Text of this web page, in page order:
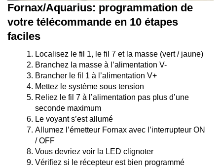
Fornax/Aquarius: programmation de
votre télécommande en 10 étapes
faciles
Localisez le fil 1, le fil 7 et la masse (vert / jaune)
Branchez la masse à l’alimentation V-
Brancher le fil 1 à l’alimentation V+
Mettez le système sous tension
Reliez le fil 7 à l’alimentation pas plus d’une
seconde maximum
Le voyant s’est allumé
Allumez l’émetteur Fornax avec l’interrupteur ON
/ OFF
Vous devriez voir la LED clignoter
Vérifiez si le récepteur est bien programmé